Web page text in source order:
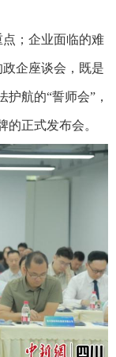
；企业面临的难
企座谈会，既是
航的“誓师会”，
的正式发布会。